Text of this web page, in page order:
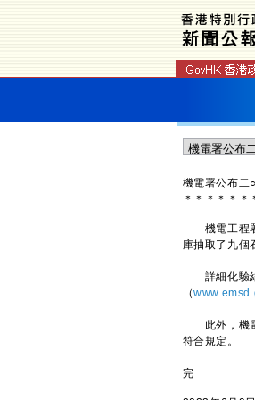
機電署公布二
＊ ＊ ＊ ＊ ＊ ＊
機電工程署
庫抽取了九個
詳細化驗結
（
此外，機電
符合規定。
完